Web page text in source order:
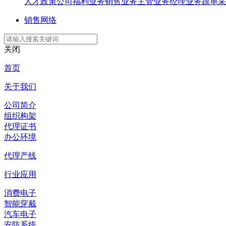
销售网络
关闭
首页
关于我们
公司简介
组织构架
代理证书
办公环境
代理产线
行业应用
消费电子
智能穿戴
汽车电子